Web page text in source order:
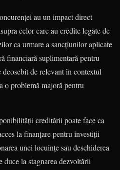
au un impact direct
celor care au credite legate de
ca urmare a sancțiunilor aplicate
financiară suplimentară pentru
de relevant în contextul
o problemă majoră pentru
creditării poate face ca
la finanțare pentru investiții
unei locuințe sau deschiderea
la stagnarea dezvoltării